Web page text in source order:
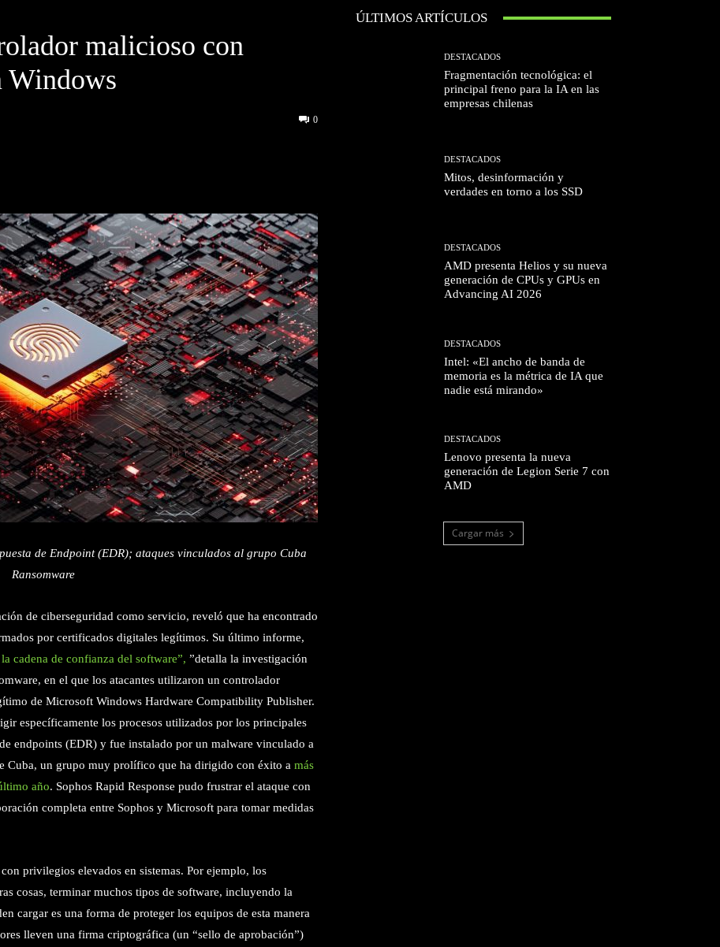
malicioso con
Windows
0
de Endpoint (EDR); ataques vinculados al grupo Cuba
Ransomware
de ciberseguridad como servicio, reveló que ha encontrado
por certificados digitales legítimos. Su último informe,
cadena de confianza del software”, ”detalla la investigación
en el que los atacantes utilizaron un controlador
de Microsoft Windows Hardware Compatibility Publisher.
específicamente los procesos utilizados por los principales
endpoints (EDR) y fue instalado por un malware vinculado a
Cuba, un grupo muy prolífico que ha dirigido con éxito a más
año. Sophos Rapid Response pudo frustrar el ataque con
completa entre Sophos y Microsoft para tomar medidas
privilegios elevados en sistemas. Por ejemplo, los
cosas, terminar muchos tipos de software, incluyendo la
cargar es una forma de proteger los equipos de esta manera
lleven una firma criptográfica (un “sello de aprobación”)
ÚLTIMOS ARTÍCULOS
DESTACADOS
Fragmentación tecnológica: el
principal freno para la IA en las
empresas chilenas
DESTACADOS
Mitos, desinformación y
verdades en torno a los SSD
DESTACADOS
AMD presenta Helios y su nueva
generación de CPUs y GPUs en
Advancing AI 2026
DESTACADOS
Intel: «El ancho de banda de
memoria es la métrica de IA que
nadie está mirando»
DESTACADOS
Lenovo presenta la nueva
generación de Legion Serie 7 con
AMD
Cargar más